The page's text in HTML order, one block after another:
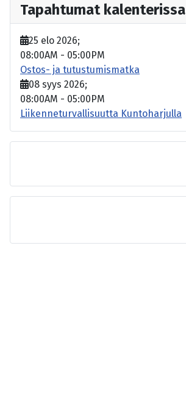
Tapahtumat kalenterissa
25 elo 2026;
08:00AM - 05:00PM
Ostos- ja tutustumismatka
08 syys 2026;
08:00AM - 05:00PM
Liikenneturvallisuutta Kuntoharjulla